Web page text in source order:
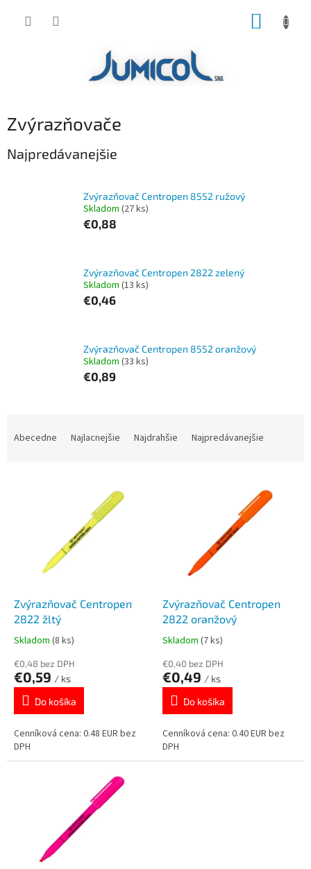
Zvýrazňovače
Najpredávanejšie
Zvýrazňovač Centropen 8552 ružový
Skladom (27 ks)
€0,88
Zvýrazňovač Centropen 2822 zelený
Skladom (13 ks)
€0,46
Zvýrazňovač Centropen 8552 oranžový
Skladom (33 ks)
€0,89
Abecedne Najlacnejšie Najdrahšie Najpredávanejšie
Zvýrazňovač Centropen
2822 žltý
Skladom (8 ks)
€0,48 bez DPH
€0,59 / ks
Do košíka
Cenníková cena: 0.48 EUR bez
DPH
Zvýrazňovač Centropen
2822 oranžový
Skladom (7 ks)
€0,40 bez DPH
€0,49 / ks
Do košíka
Cenníková cena: 0.40 EUR bez
DPH